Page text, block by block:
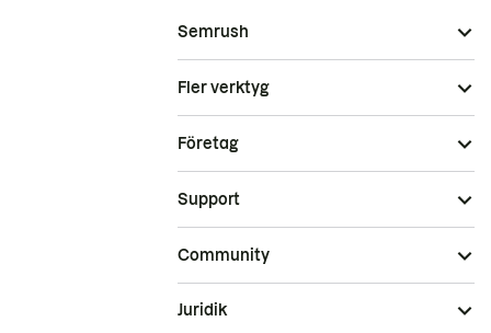
Semrush
Fler verktyg
Företag
Support
Community
Juridik